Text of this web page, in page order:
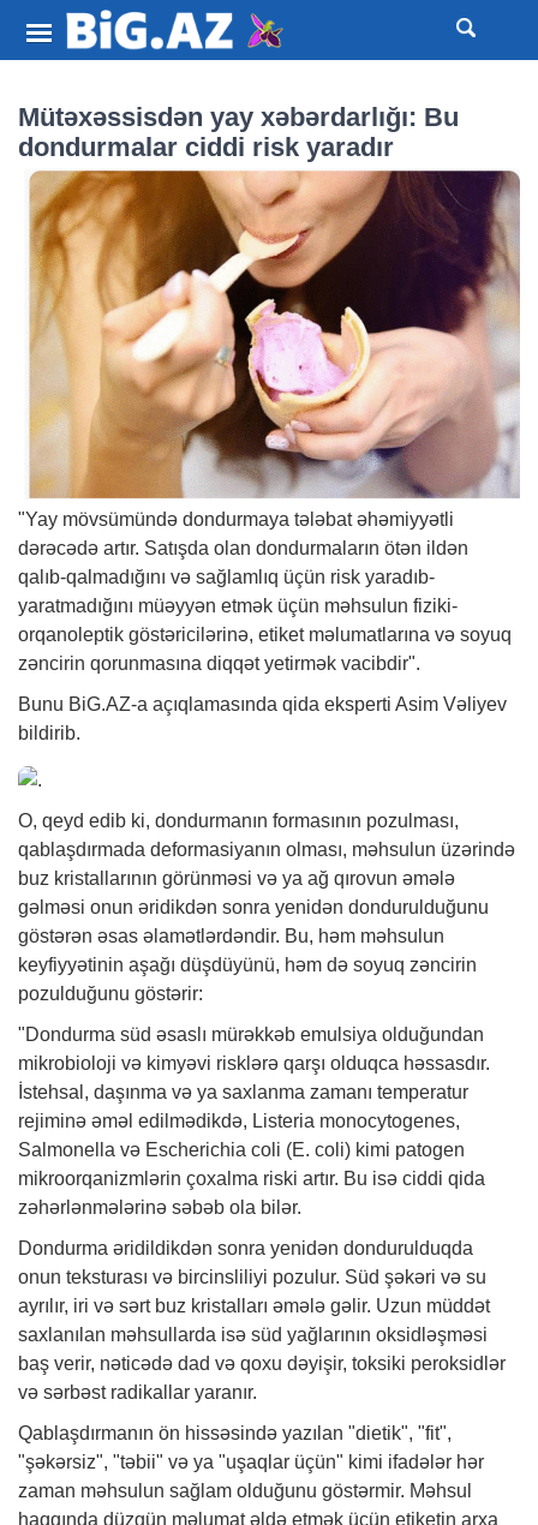
Mütəxəssisdən yay xəbərdarlığı: Bu
dondurmalar ciddi risk yaradır
"Yay mövsümündə dondurmaya tələbat əhəmiyyətli
dərəcədə artır. Satışda olan dondurmaların ötən ildən
qalıb-qalmadığını və sağlamlıq üçün risk yaradıb-
yaratmadığını müəyyən etmək üçün məhsulun fiziki-
orqanoleptik göstəricilərinə, etiket məlumatlarına və soyuq
zəncirin qorunmasına diqqət yetirmək vacibdir".
Bunu BiG.AZ-a açıqlamasında qida eksperti Asim Vəliyev
bildirib.
O, qeyd edib ki, dondurmanın formasının pozulması,
qablaşdırmada deformasiyanın olması, məhsulun üzərində
buz kristallarının görünməsi və ya ağ qırovun əmələ
gəlməsi onun əridikdən sonra yenidən dondurulduğunu
göstərən əsas əlamətlərdəndir. Bu, həm məhsulun
keyfiyyətinin aşağı düşdüyünü, həm də soyuq zəncirin
pozulduğunu göstərir:
"Dondurma süd əsaslı mürəkkəb emulsiya olduğundan
mikrobioloji və kimyəvi risklərə qarşı olduqca həssasdır.
İstehsal, daşınma və ya saxlanma zamanı temperatur
rejiminə əməl edilmədikdə, Listeria monocytogenes,
Salmonella və Escherichia coli (E. coli) kimi patogen
mikroorqanizmlərin çoxalma riski artır. Bu isə ciddi qida
zəhərlənmələrinə səbəb ola bilər.
Dondurma əridildikdən sonra yenidən dondurulduqda
onun teksturası və bircinsliliyi pozulur. Süd şəkəri və su
ayrılır, iri və sərt buz kristalları əmələ gəlir. Uzun müddət
saxlanılan məhsullarda isə süd yağlarının oksidləşməsi
baş verir, nəticədə dad və qoxu dəyişir, toksiki peroksidlər
və sərbəst radikallar yaranır.
Qablaşdırmanın ön hissəsində yazılan "dietik", "fit",
"şəkərsiz", "təbii" və ya "uşaqlar üçün" kimi ifadələr hər
zaman məhsulun sağlam olduğunu göstərmir. Məhsul
haqqında düzgün məlumat əldə etmək üçün etiketin arxa